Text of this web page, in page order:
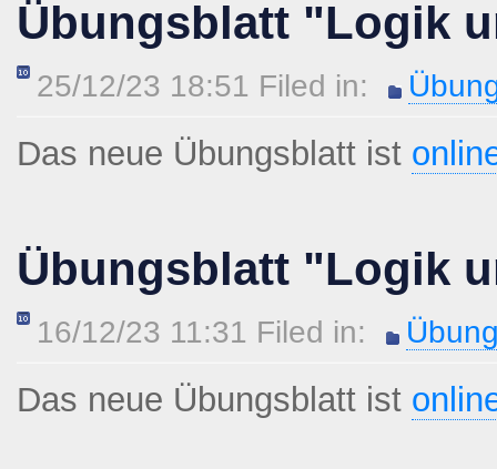
Übungsblatt "Logik
25/12/23 18:51 Filed in:
Das neue Übungsblatt ist
Übungsblatt "Logik
16/12/23 11:31 Filed in:
Das neue Übungsblatt ist